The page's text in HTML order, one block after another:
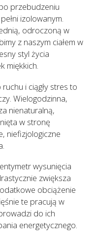
przebudzeniu
izolowanym.
odroczoną w
z naszym ciałem w
styl życia
miękkich.
i ciągły stres to
Wielogodzinna,
nienaturalną,
w stronę
niefizjologiczne
wysunięcia
zwiększa
obciążenie
te pracują w
do ich
energetycznego.